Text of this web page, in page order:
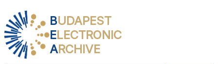
BUDAPEST
ELECTRONIC
ARCHIVE